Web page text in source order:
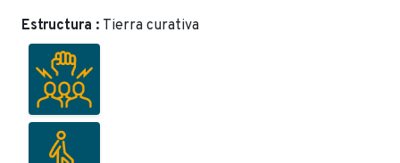
Estructura : Tierra curativa